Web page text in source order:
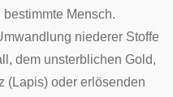
Mensch.
niederer Stoffe
dem unsterblichen Gold,
(Lapis) oder erlösenden